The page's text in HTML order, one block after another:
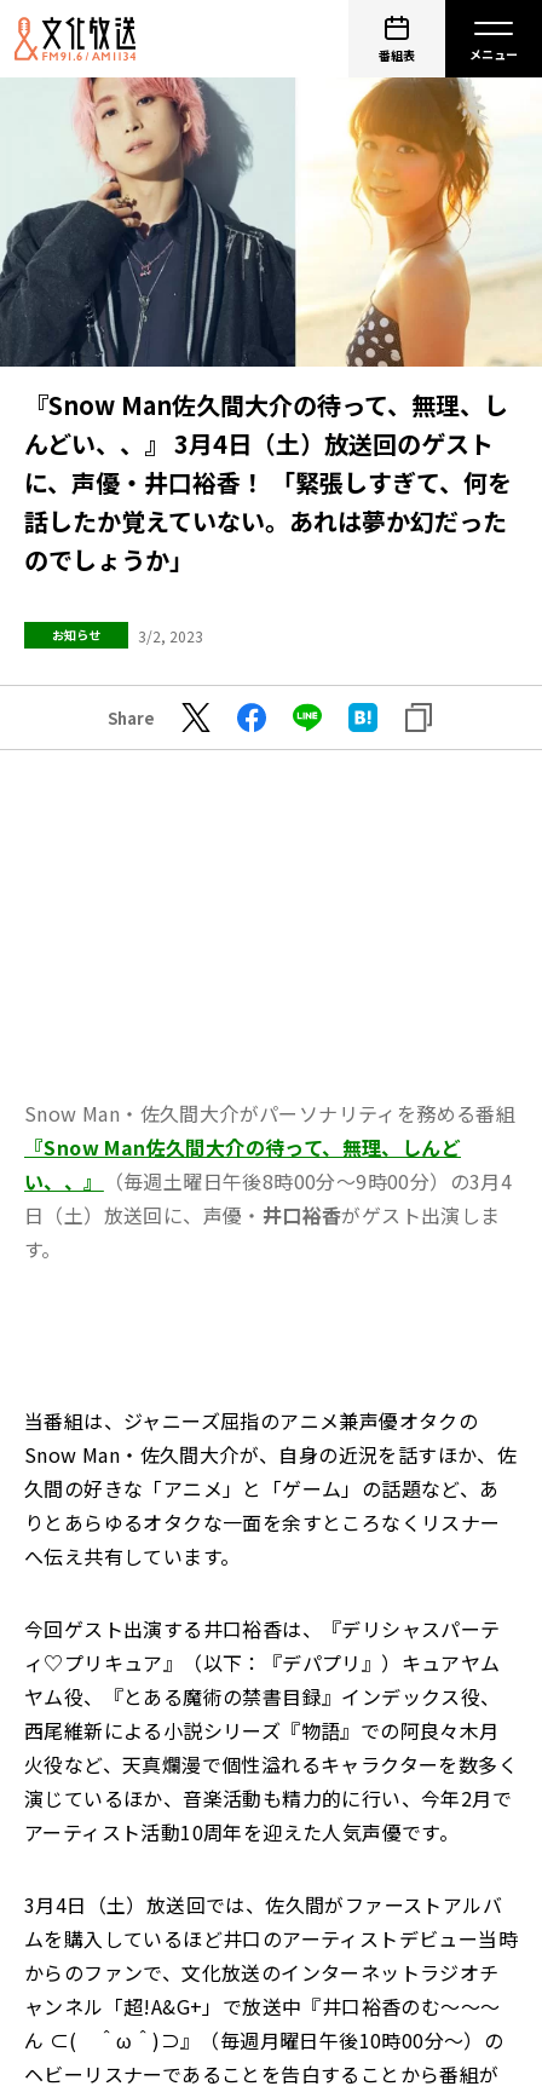
番組表
『Snow Man佐久間大介の待って、無理、し
んどい、、』 3月4日（土）放送回のゲスト
に、声優・井口裕香！ 「緊張しすぎて、何を
話したか覚えていない。あれは夢か幻だった
のでしょうか」
お知らせ 3/2, 2023
Share
Snow Man・佐久間大介がパーソナリティを務める番組
『Snow Man佐久間大介の待って、無理、しんど
い、、』
（毎週土曜日午後8時00分～9時00分）の3月4
日（土）放送回に、声優・ 井口裕香がゲスト出演しま
す。
当番組は、ジャニーズ屈指のアニメ兼声優オタクの
Snow Man・佐久間大介が、自身の近況を話すほか、佐
久間の好きな「アニメ」と「ゲーム」の話題など、あ
りとあらゆるオタクな一面を余すところなくリスナー
へ伝え共有しています。
今回ゲスト出演する井口裕香は、『デリシャスパーテ
ィ♡プリキュア』（以下：『デパプリ』）キュアヤム
ヤム役、『とある魔術の禁書目録』インデックス役、
西尾維新による小説シリーズ『物語』での阿良々木月
火役など、天真爛漫で個性溢れるキャラクターを数多く
演じているほか、音楽活動も精力的に行い、今年2月で
アーティスト活動10周年を迎えた人気声優です。
3月4日（土）放送回では、佐久間がファーストアルバ
ムを購入しているほど井口のアーティストデビュー当時
からのファンで、文化放送のインターネットラジオチ
ャンネル「超!A&G+」で放送中『井口裕香のむ～～～
ん ⊂( ＾ω＾)⊃』（毎週月曜日午後10時00分～）の
ヘビーリスナーであることを告白することから番組が